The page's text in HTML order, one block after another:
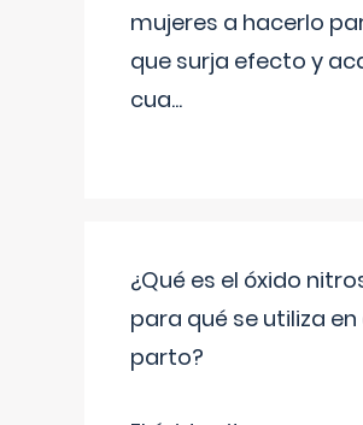
mujeres a hacerlo
que surja efecto y
cua...
¿Qué es el óxido
para qué se utiliza en
parto?